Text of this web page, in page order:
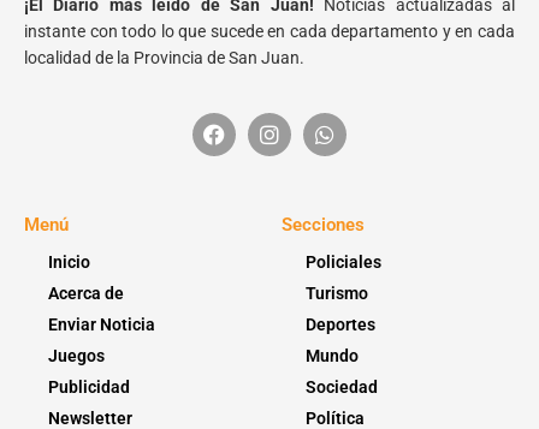
¡El Diario más leído de San Juan! Noticias actualizadas al
instante con todo lo que sucede en cada departamento y en cada
localidad de la Provincia de San Juan.
Menú
Inicio
Acerca de
Enviar Noticia
Juegos
Publicidad
Newsletter
Secciones
Policiales
Turismo
Deportes
Mundo
Sociedad
Política